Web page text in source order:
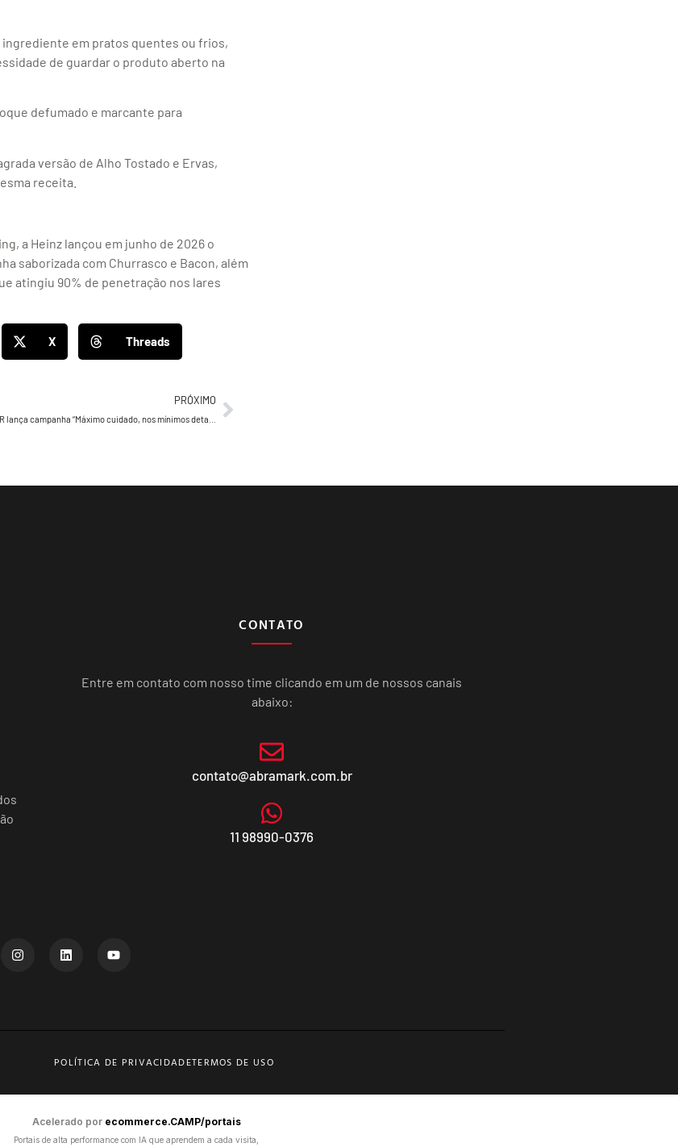
em pratos quentes ou frios,
de guardar o produto aberto na
defumado e marcante para
versão de Alho Tostado e Ervas,
receita.
a Heinz lançou em junho de 2026 o
saborizada com Churrasco e Bacon, além
atingiu 90% de penetração nos lares
X Threads
PRÓXIMO
CONTATO
Entre em contato com nosso time clicando em um de nossos canais
abaixo:
contato@abramark.com.br
11 98990-0376
POLÍTICA DE PRIVACIDADETERMOS DE USO
Acelerado por ecommerce.CAMP/portais
Portais de alta performance com IA que aprendem a cada visita,